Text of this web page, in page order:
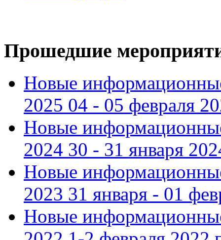
Прошедшие
Новые
2025 04 - 05 февраля
Новые
2024 30 - 31 января
Новые
2023 31 января - 01
Новые